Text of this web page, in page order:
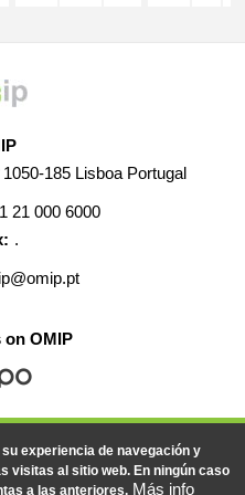
185 Lisboa Portugal
21 000 6000
.
on OMIP
EMPLEO
MAPA WEB
LEGAL
experiencia de navegación y
visitas al sitio web. En ningún caso
a las anteriores. Más info